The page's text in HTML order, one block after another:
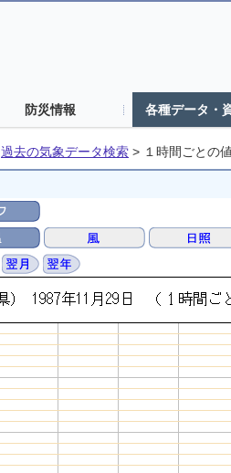
防災情報 各種データ・
過去の気象データ検索 > １時間ごとの